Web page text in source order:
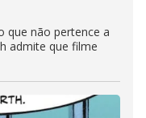
que não pertence a
admite que filme